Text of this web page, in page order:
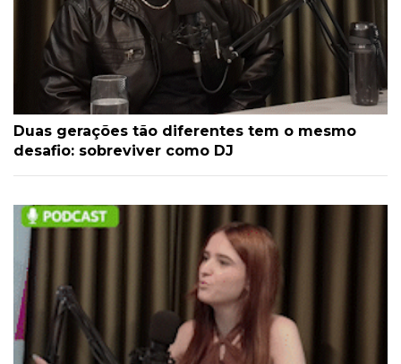
Duas gerações tão diferentes tem o mesmo
desafio: sobreviver como DJ